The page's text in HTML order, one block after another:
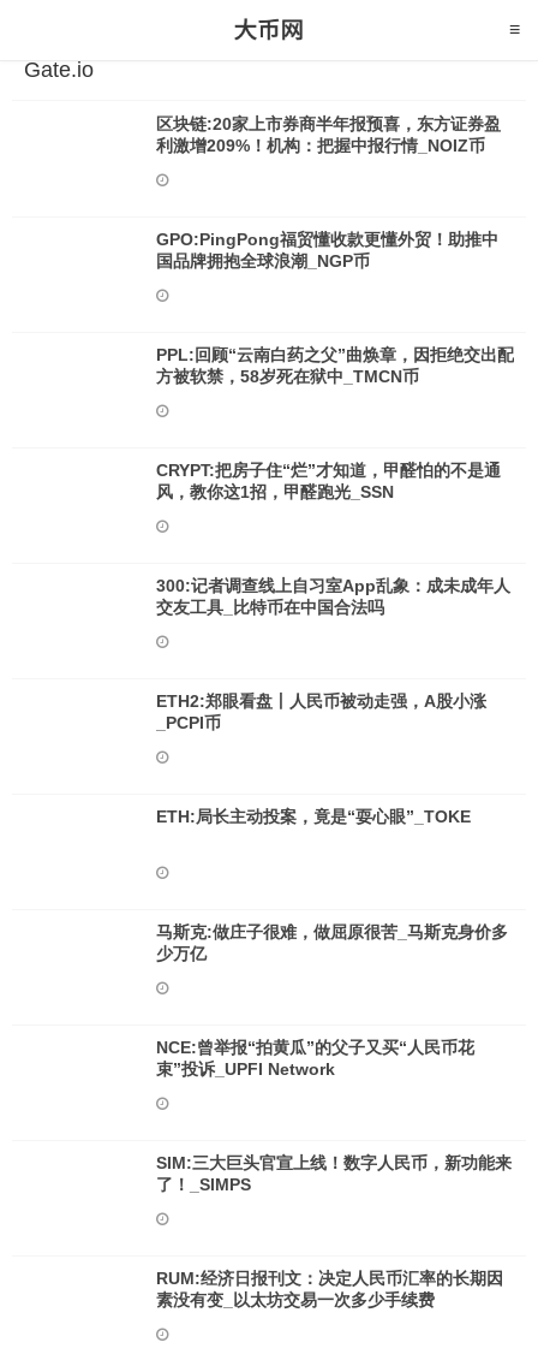
Gate.io
区块链:20家上市券商半年报预喜，东方证券盈
利激增209%！机构：把握中报行情_NOIZ币
GPO:PingPong福贸懂收款更懂外贸！助推中
国品牌拥抱全球浪潮_NGP币
PPL:回顾“云南白药之父”曲焕章，因拒绝交出配
方被软禁，58岁死在狱中_TMCN币
CRYPT:把房子住“烂”才知道，甲醛怕的不是通
风，教你这1招，甲醛跑光_SSN
300:记者调查线上自习室App乱象：成未成年人
交友工具_比特币在中国合法吗
ETH2:郑眼看盘丨人民币被动走强，A股小涨
_PCPI币
ETH:局长主动投案，竟是“耍心眼”_TOKE
马斯克:做庄子很难，做屈原很苦_马斯克身价多
少万亿
NCE:曾举报“拍黄瓜”的父子又买“人民币花
束”投诉_UPFI Network
SIM:三大巨头官宣上线！数字人民币，新功能来
了！_SIMPS
RUM:经济日报刊文：决定人民币汇率的长期因
素没有变_以太坊交易一次多少手续费